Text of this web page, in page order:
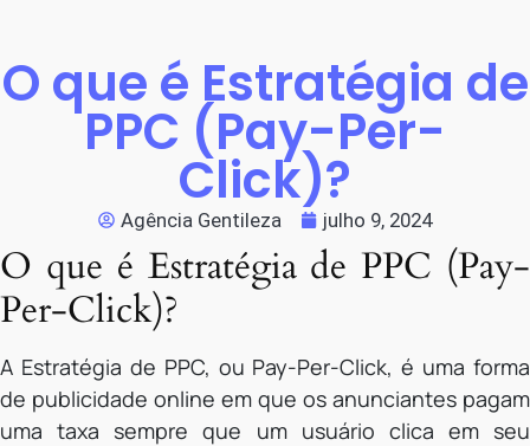
O que é Estratégia de
PPC (Pay-Per-
Click)?
Agência Gentileza julho 9, 2024
O que é Estratégia de PPC (Pay-
Per-Click)?
A Estratégia de PPC, ou Pay-Per-Click, é uma forma
de publicidade online em que os anunciantes pagam
uma taxa sempre que um usuário clica em seu